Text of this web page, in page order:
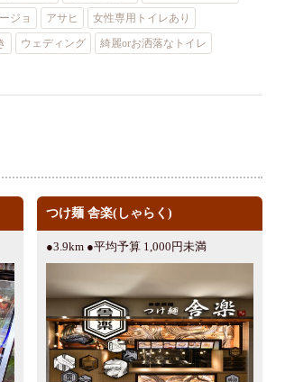
ジョ アサヒ
女性専用トイレあり
ウェディング
綺麗orお洒落なトイレ
つけ麺 舎楽(しゃらく)
●3.9km ●平均予算 1,000円未満